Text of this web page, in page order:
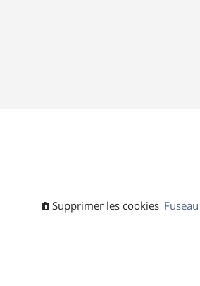
Supprimer les cookies